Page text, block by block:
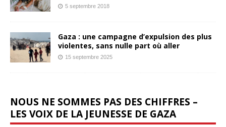
5 septembre 2018
Gaza : une campagne d’expulsion des plus
violentes, sans nulle part où aller
15 septembre 2025
NOUS NE SOMMES PAS DES CHIFFRES –
LES VOIX DE LA JEUNESSE DE GAZA